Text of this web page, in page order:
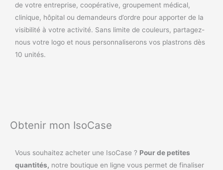
de votre entreprise, coopérative, groupement médical,
clinique, hôpital ou demandeurs d’ordre pour apporter de la
visibilité à votre activité. Sans limite de couleurs, partagez-
nous votre logo et nous personnaliserons vos plastrons dès
10 unités.
Obtenir mon IsoCase
Vous souhaitez acheter une IsoCase ? Pour de petites
quantités, notre boutique en ligne vous permet de finaliser